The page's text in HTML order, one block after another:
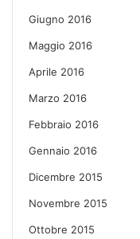
Giugno 2016
Maggio 2016
Aprile 2016
Marzo 2016
Febbraio 2016
Gennaio 2016
Dicembre 2015
Novembre 2015
Ottobre 2015